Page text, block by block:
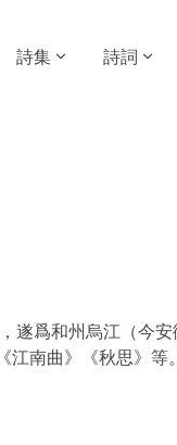
詩集 詩詞
爲和州烏江（今安
南曲》《秋思》等。